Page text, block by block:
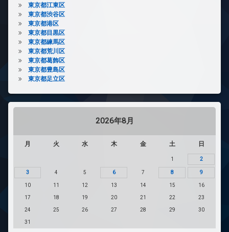
東京都江東区
東京都渋谷区
東京都港区
東京都目黒区
東京都練馬区
東京都荒川区
東京都葛飾区
東京都豊島区
東京都足立区
2026年8月
月 火 水 木 金 土 日
1 2
3 4 5 6 7 8 9
10 11 12 13 14 15 16
17 18 19 20 21 22 23
24 25 26 27 28 29 30
31